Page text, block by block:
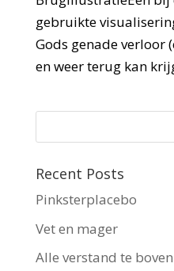
gebruikte
Gods genade verloor
en weer terug kan
Recent Posts
Pinksterplacebo
Vet en mager
Alle verstand te boven